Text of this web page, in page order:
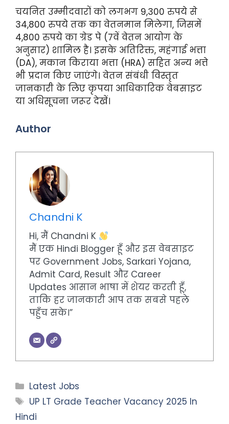
चयनित उम्मीदवारों को लगभग 9,300 रुपये से
34,800 रुपये तक का वेतनमान मिलेगा, जिसमें
4,800 रुपये का ग्रेड पे (7वें वेतन आयोग के
अनुसार) शामिल है। इसके अतिरिक्त, महंगाई भत्ता
(DA), मकान किराया भत्ता (HRA) सहित अन्य भत्ते
भी प्रदान किए जाएंगे। वेतन संबंधी विस्तृत
जानकारी के लिए कृपया आधिकारिक वेबसाइट
या अधिसूचना जरूर देखें।
Author
Chandni K
Hi, मैं Chandni K
मैं एक Hindi Blogger हूँ और इस वेबसाइट
पर Government Jobs, Sarkari Yojana,
Admit Card, Result और Career
Updates आसान भाषा में शेयर करती हूँ,
ताकि हर जानकारी आप तक सबसे पहले
पहुँच सके।”
Categories
Latest Jobs
Tags
UP LT Grade Teacher Vacancy 2025 In
Hindi